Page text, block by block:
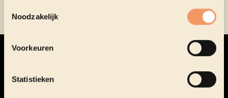
Noodzakelijk
Voorkeuren
Statistieken